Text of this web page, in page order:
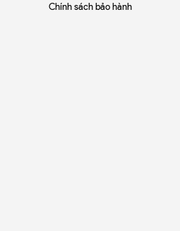
Chính sách bảo hành